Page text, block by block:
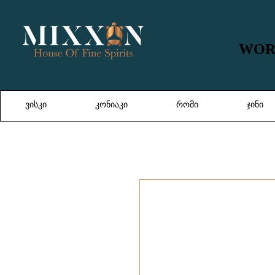
ვისკი კონიაკი რომი ჯინი